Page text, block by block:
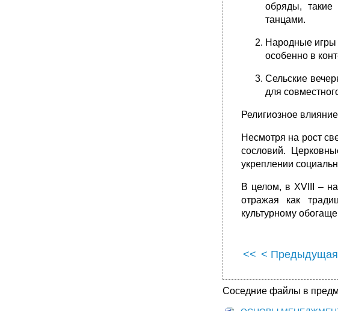
обряды, такие
танцами.
Народные игры
особенно в
Сельские
для
Религиозное
Несмотря на рост
сословий.
укреплении
В целом, в XVIII –
отражая как
культурному
<< < Предыдущая
Соседние файлы в